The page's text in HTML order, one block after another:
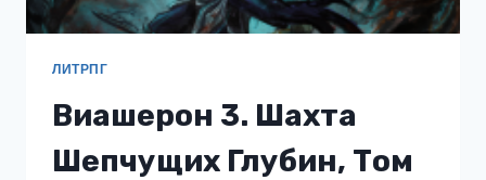
ЛИТРПГ
Виашерон 3. Шахта
Шепчущих Глубин, Том